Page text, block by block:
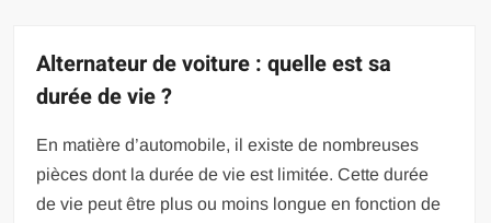
Alternateur de voiture : quelle est sa
durée de vie ?
En matière d’automobile, il existe de nombreuses
pièces dont la durée de vie est limitée. Cette durée
de vie peut être plus ou moins longue en fonction de